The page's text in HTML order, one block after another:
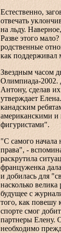
Естественно,
отвечать
на льду.
Разве этого
родственные
как поддерживал
Звездным часом
Олимпиада-2002.
Антону, сделав
утверждает
канадским
американскими
фигуристами".
"С самого начала
права", -
раскрутила
француженка
и добилась для
насколько
будущее с
того, как повешу
спорте смог
партнеры Елену.
необходимо